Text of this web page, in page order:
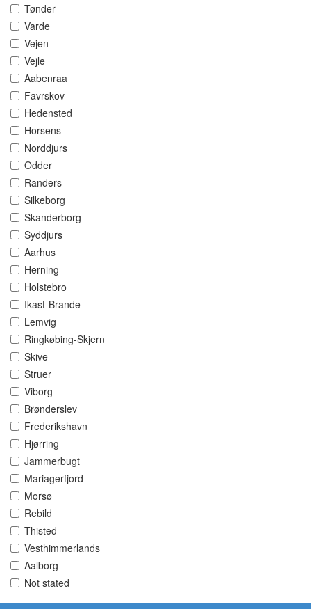
Tønder
Varde
Vejen
Vejle
Aabenraa
Favrskov
Hedensted
Horsens
Norddjurs
Odder
Randers
Silkeborg
Skanderborg
Syddjurs
Aarhus
Herning
Holstebro
Ikast-Brande
Lemvig
Ringkøbing-Skjern
Skive
Struer
Viborg
Brønderslev
Frederikshavn
Hjørring
Jammerbugt
Mariagerfjord
Morsø
Rebild
Thisted
Vesthimmerlands
Aalborg
Not stated